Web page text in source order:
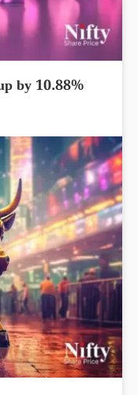
by 10.88%